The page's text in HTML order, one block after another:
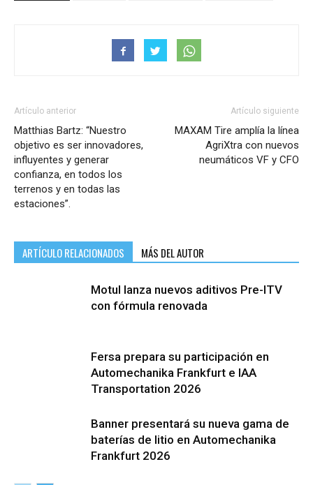
Artículo anterior
Matthias Bartz: “Nuestro
objetivo es ser innovadores,
influyentes y generar
confianza, en todos los
terrenos y en todas las
estaciones”.
Artículo siguiente
MAXAM Tire amplía la línea
AgriXtra con nuevos
neumáticos VF y CFO
ARTÍCULO RELACIONADOS MÁS DEL AUTOR
Motul lanza nuevos aditivos Pre-ITV
con fórmula renovada
Fersa prepara su participación en
Automechanika Frankfurt e IAA
Transportation 2026
Banner presentará su nueva gama de
baterías de litio en Automechanika
Frankfurt 2026